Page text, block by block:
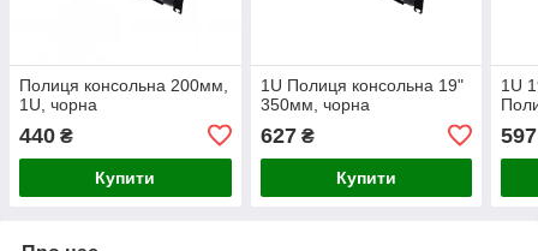
Полиця консольна 200мм,
1U, чорна
440 ₴
Купити
1U Полиця консольна 19"
350мм, чорна
627₴
Купити
1U
597